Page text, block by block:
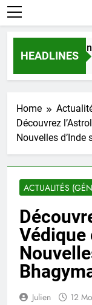
HEADLINES
l’amour dans le
Home
Découvrez
Nouvelles
ACTUALITÉS
Védique
Julien 12